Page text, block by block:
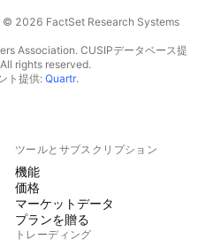
© 2026 FactSet Research Systems
Association. CUSIPデータベース提
rights reserved.
ト提供: Quartr.
ツールとサブスクリプション
機能
価格
マーケットデータ
プランを贈る
トレーディング